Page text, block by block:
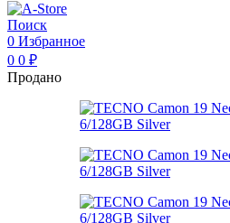
Поиск
0 Избранное
0 0 ₽
Продано